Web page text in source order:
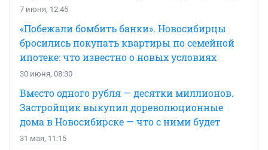
7 июня, 12:45
«Побежали бомбить банки». Новосибирцы
бросились покупать квартиры по семейной
ипотеке: что известно о новых условиях
30 июня, 08:30
Вместо одного рубля — десятки миллионов.
Застройщик выкупил дореволюционные
дома в Новосибирске — что с ними будет
31 мая, 11:15